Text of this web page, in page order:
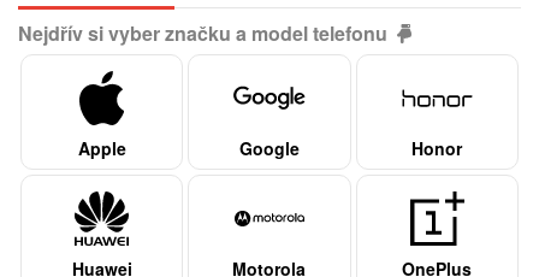
Nejdřív si vyber značku a model telefonu
Apple Google Honor
Huawei Motorola OnePlus